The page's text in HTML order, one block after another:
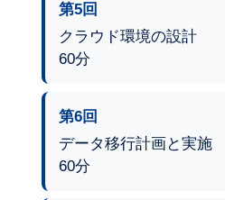
第5回
クラウド環境の設計
60分
第6回
データ移行計画と実施
60分